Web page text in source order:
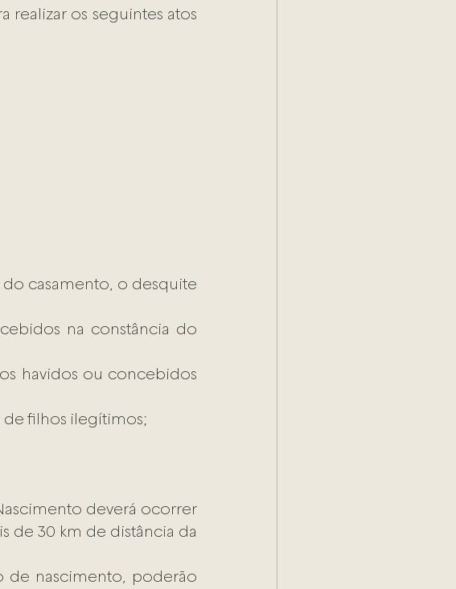
realizar os seguintes atos
casamento, o desquite
na constância do
havidos ou concebidos
filhos ilegítimos;
deverá ocorrer
de 30 km de distância da
de nascimento, poderão